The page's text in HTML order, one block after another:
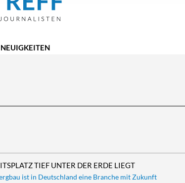
NEUIGKEITEN
TIEF UNTER DER ERDE LIEGT
ist in Deutschland eine Branche mit Zukunft